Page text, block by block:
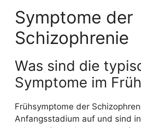
Symptome der
Schizophrenie
Was sind die
Symptome im
Frühsymptome der
Anfangsstadium auf und sind